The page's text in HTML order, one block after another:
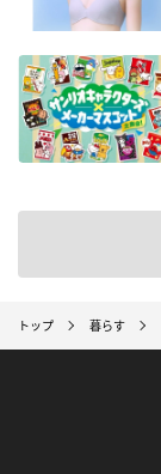
トップ 暮らす